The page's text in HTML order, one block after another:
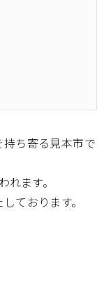
ち寄る見本市で
ます。
ております。